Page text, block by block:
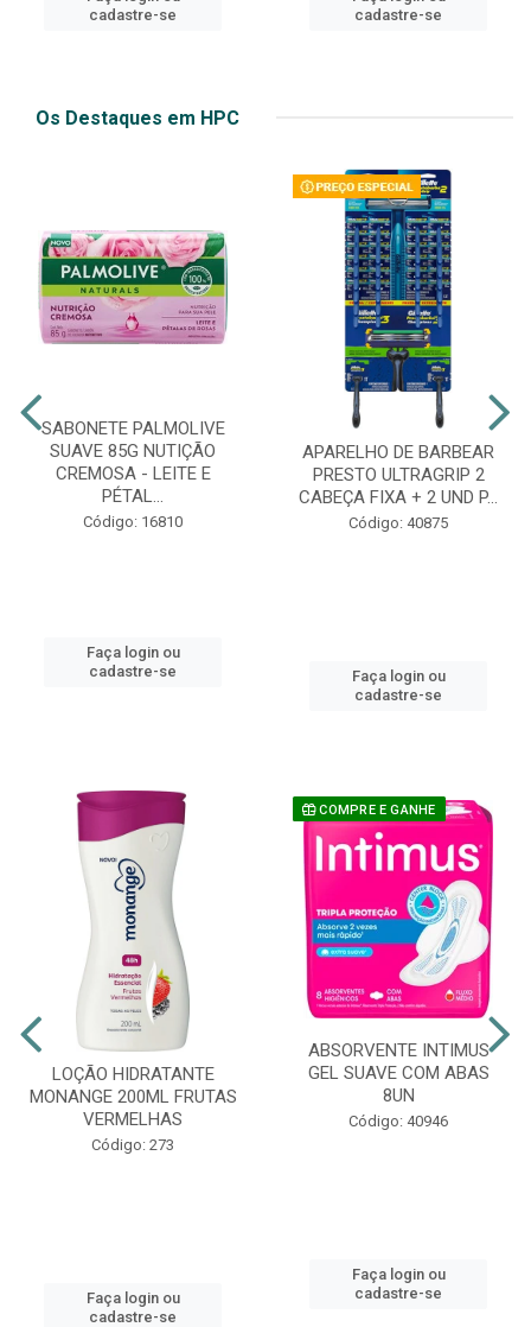
cadastre-se
cadastre-se
Os Destaques em HPC
SABONETE PALMOLIVE
SUAVE 85G NUTIÇÃO
CREMOSA - LEITE E
PÉTAL...
Código: 16810
Faça login ou
cadastre-se
APARELHO DE BARBEAR
PRESTO ULTRAGRIP 2
CABEÇA FIXA + 2 UND P...
Código: 40875
Faça login ou
cadastre-se
LOÇÃO HIDRATANTE
MONANGE 200ML FRUTAS
VERMELHAS
Código: 273
Faça login ou
cadastre-se
COMPRE E GANHE
ABSORVENTE INTIMUS
GEL SUAVE COM ABAS
8UN
Código: 40946
Faça login ou
cadastre-se